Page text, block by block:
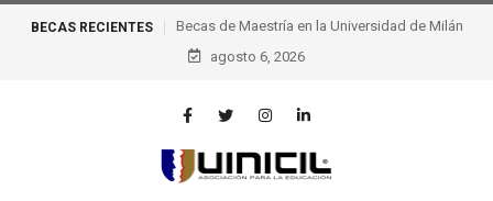
BECAS
Becas de excelencia de la escuela Politécnica Federal
de Lausana – epfl, Suiza
agosto 6, 2026